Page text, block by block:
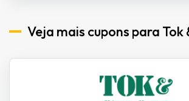
Veja mais cupons para Tok